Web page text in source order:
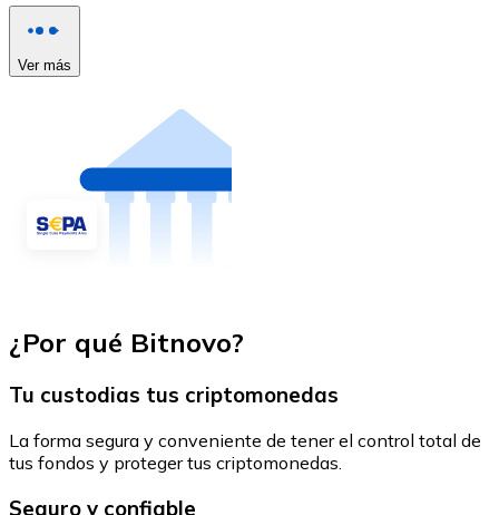
Ver más
¿Por qué Bitnovo?
Tu custodias tus criptomonedas
La forma segura y conveniente de tener el control total de
tus fondos y proteger tus criptomonedas.
Seguro y confiable